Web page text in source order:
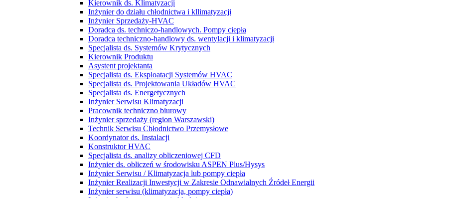
Kierownik ds. Klimatyzacji
Inżynier do działu chłodnictwa i kllimatyzacji
Inżynier Sprzedaży-HVAC
Doradca ds. techniczo-handlowych. Pompy ciepła
Doradca techniczno-handlowy ds. wentylacji i klimatyzacji
Specjalista ds. Systemów Krytycznych
Kierownik Produktu
Asystent projektanta
Specjalista ds. Eksploatacji Systemów HVAC
Specjalista ds. Projektowania Układów HVAC
Specjalista ds. Energetycznych
Inżynier Serwisu Klimatyzacji
Pracownik techniczno biurowy
Inżynier sprzedaży (region Warszawski)
Technik Serwisu Chłodnictwo Przemysłowe
Koordynator ds. Instalacji
Konstruktor HVAC
Specjalista ds. analizy obliczeniowej CFD
Inżynier ds. obliczeń w środowisku ASPEN Plus/Hysys
Inżynier Serwisu / Klimatyzacja lub pompy ciepła
Inżynier Realizacji Inwestycji w Zakresie Odnawialnych Źródeł Energii
Inżynier serwisu (klimatyzacja, pompy ciepła)